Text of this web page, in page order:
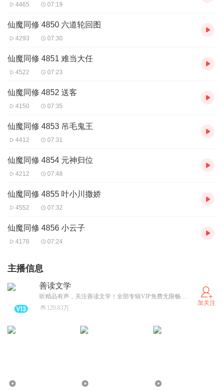
4465 07:19
仙魔同修 4850 六道轮回图
4293 07:30
仙魔同修 4851 难当大任
4522 07:23
仙魔同修 4852 送客
4150 07:35
仙魔同修 4853 吊毛鬼王
4412 07:31
仙魔同修 4854 元神归位
4212 07:48
仙魔同修 4855 叶小川撒娇
4552 07:32
仙魔同修 4856 小云子
4178 07:24
主播信息
善读文学
听精品有声，关注善读文学！全部专辑VIP免费无限畅听！
129.83万
加关注